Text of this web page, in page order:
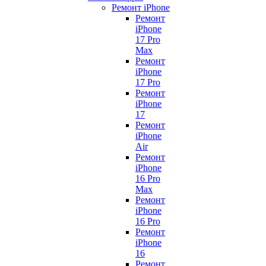
Ремонт iPhone
Ремонт
iPhone
17 Pro
Max
Ремонт
iPhone
17 Pro
Ремонт
iPhone
17
Ремонт
iPhone
Air
Ремонт
iPhone
16 Pro
Max
Ремонт
iPhone
16 Pro
Ремонт
iPhone
16
Ремонт